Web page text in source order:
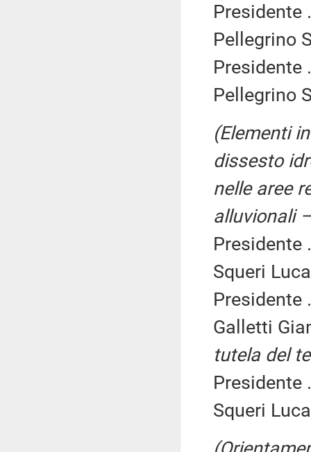
Presidente
Pellegrino
Presidente
Pellegrino
(Elementi
dissesto
nelle aree
alluvionali
Presidente
Squeri
Presidente
Galletti
tutela del
Presidente
Squeri